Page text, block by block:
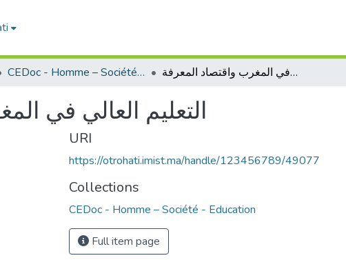
CEDoc - Homme – Société - Education التعليم العالي في المغرب واقتصاد المعرفة
التعليم العالي في
URI
https://otrohati.imist.ma/handle/123456789/49077
Collections
CEDoc - Homme – Société - Education
Full item page